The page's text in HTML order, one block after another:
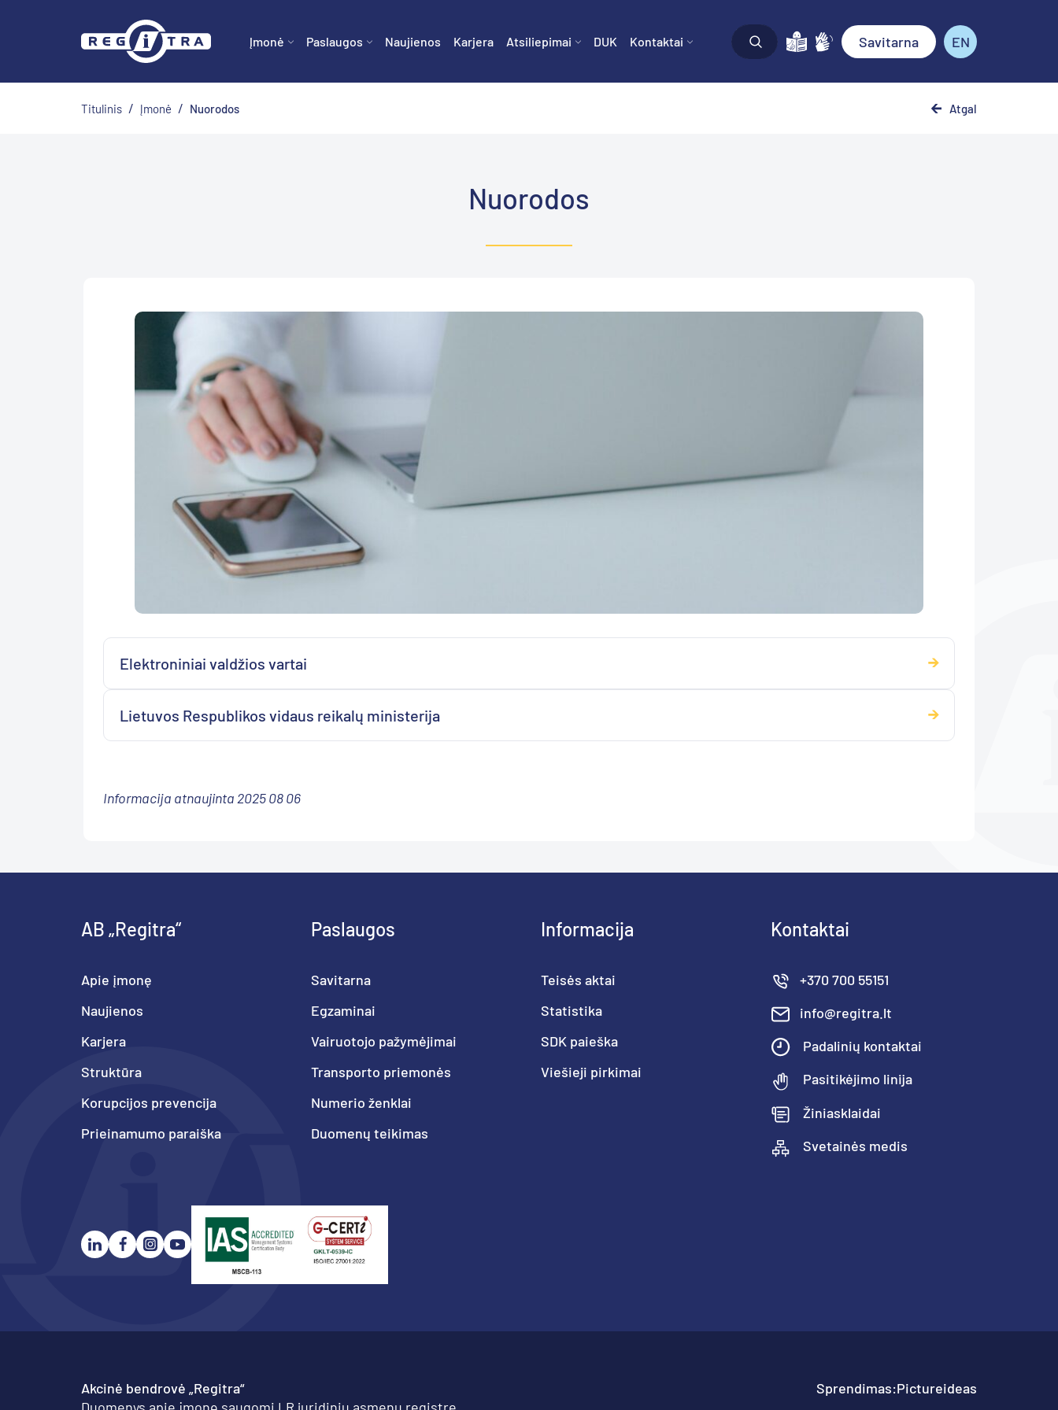
Įmonė Paslaugos Naujienos Karjera Atsiliepimai DUK Kontaktai Savitarna EN
Titulinis / Įmonė / Nuorodos Atgal
Nuorodos
Elektroniniai valdžios vartai
Lietuvos Respublikos vidaus reikalų ministerija
Informacija atnaujinta 2025 08 06
AB „Regitra“
Apie įmonę
Naujienos
Karjera
Struktūra
Korupcijos prevencija
Prieinamumo paraiška
Paslaugos
Savitarna
Egzaminai
Vairuotojo pažymėjimai
Transporto priemonės
Numerio ženklai
Duomenų teikimas
Informacija
Teisės aktai
Statistika
SDK paieška
Viešieji pirkimai
Kontaktai
+370 700 55151
info@regitra.lt
Padalinių kontaktai
Pasitikėjimo linija
Žiniasklaidai
Svetainės medis
Akcinė bendrovė „Regitra“
Sprendimas:Pictureideas